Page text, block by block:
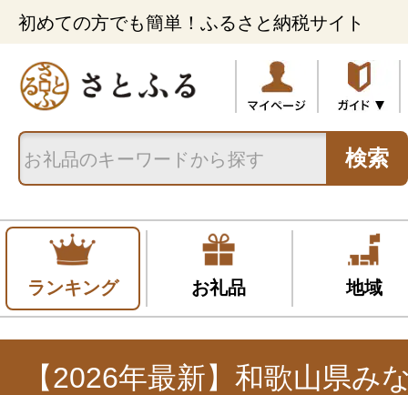
初めての方でも簡単！ふるさと納税サイト
検索
ランキング お礼品 地域
【2026年最新】和歌山県み